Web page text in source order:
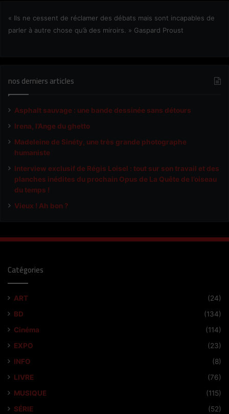
« Ils ne cessent de réclamer des débats mais sont incapables de
parler à autre chose qu’à des miroirs. » Gaspard Proust
nos derniers articles
Asphalt sauvage : une bande dessinée sans détours
Irena, l’Ange du ghetto
Madeleine de Sinéty, une très grande photographe
humaniste
Interview exclusif de Régis Loisel : tout sur son travail et des
planches inédites du prochain Opus de La Quête de l’oiseau
du temps !
Vieux ! Ah bon ?
Catégories
ART
(24)
BD
(134)
Cinéma
(114)
EXPO
(23)
INFO
(8)
LIVRE
(76)
MUSIQUE
(115)
SÉRIE
(52)